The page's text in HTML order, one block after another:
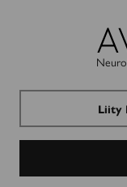
Avain-
lehti
Liity